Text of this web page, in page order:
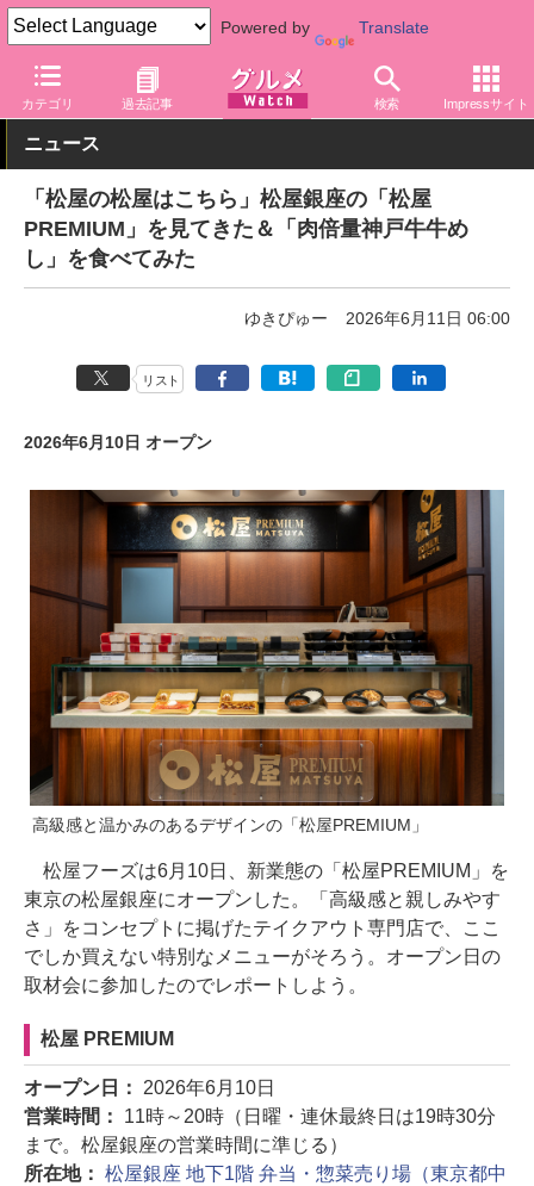
Powered by Translate
カテゴリ 過去記事 検索 Impressサイト
グルメ Watch 店舗 丼もの 松屋
ニュース
「松屋の松屋はこちら」松屋銀座の「松屋
PREMIUM」を見てきた＆「肉倍量神戸牛牛め
し」を食べてみた
ゆきぴゅー 2026年6月11日 06:00
リスト
2026年6月10日 オープン
高級感と温かみのあるデザインの「松屋PREMIUM」
松屋フーズは6月10日、新業態の「松屋PREMIUM」を
東京の松屋銀座にオープンした。「高級感と親しみやす
さ」をコンセプトに掲げたテイクアウト専門店で、ここ
でしか買えない特別なメニューがそろう。オープン日の
取材会に参加したのでレポートしよう。
松屋 PREMIUM
オープン日： 2026年6月10日
営業時間： 11時～20時（日曜・連休最終日は19時30分
まで。松屋銀座の営業時間に準じる）
所在地： 松屋銀座 地下1階 弁当・惣菜売り場（東京都中